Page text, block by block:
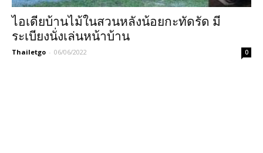
ไอเดียบ้านไม้ในสวนหลังน้อยกะทัดรัด มี
ระเบียงนั่งเล่นหน้าบ้าน
Thailetgo - 06/06/2022 0